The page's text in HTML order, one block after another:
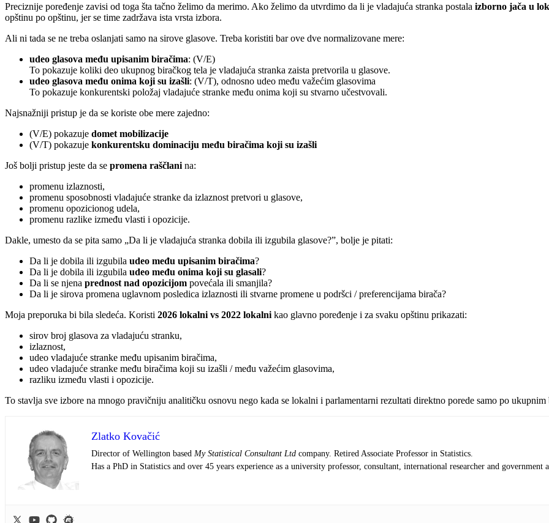
Preciznije poređenje zavisi od toga šta tačno želimo da merimo. Ako želimo da utvrdimo da li je vladajuća stranka postala izborno jača u
opštinu po opštinu, jer se time zadržava ista vrsta izbora.
Ali ni tada se ne treba oslanjati samo na sirove glasove. Treba koristiti bar ove dve normalizovane mere:
udeo glasova među upisanim biračima: (V/E)
To pokazuje koliki deo ukupnog biračkog tela je vladajuća stranka zaista pretvorila u glasove.
udeo glasova među onima koji su izašli: (V/T), odnosno udeo među važećim glasovima
To pokazuje konkurentski položaj vladajuće stranke među onima koji su stvarno učestvovali.
Najsnažniji pristup je da se koriste obe mere zajedno:
(V/E) pokazuje domet mobilizacije
(V/T) pokazuje konkurentsku dominaciju među biračima koji su izašli
Još bolji pristup jeste da se promena raščlani na:
promenu izlaznosti,
promenu sposobnosti vladajuće stranke da izlaznost pretvori u glasove,
promenu opozicionog udela,
promenu razlike između vlasti i opozicije.
Dakle, umesto da se pita samo „Da li je vladajuća stranka dobila ili izgubila glasove?”, bolje je pitati:
Da li je dobila ili izgubila udeo među upisanim biračima?
Da li je dobila ili izgubila udeo među onima koji su glasali?
Da li se njena prednost nad opozicijom povećala ili smanjila?
Da li je sirova promena uglavnom posledica izlaznosti ili stvarne promene u podršci / preferencijama birača?
Moja preporuka bi bila sledeća. Koristi 2026 lokalni vs 2022 lokalni kao glavno poređenje i za svaku opštinu prikazati:
sirov broj glasova za vladajuću stranku,
izlaznost,
udeo vladajuće stranke među upisanim biračima,
udeo vladajuće stranke među biračima koji su izašli / među važećim glasovima,
razliku između vlasti i opozicije.
To stavlja sve izbore na mnogo pravičniju analitičku osnovu nego kada se lokalni i parlamentarni rezultati direktno porede samo po ukupnim
Zlatko Kovačić
Director of Wellington based My Statistical Consultant Ltd company. Retired Associate Professor in Statistics.
Has a PhD in Statistics and over 45 years experience as a university professor, consultant, international researcher and government